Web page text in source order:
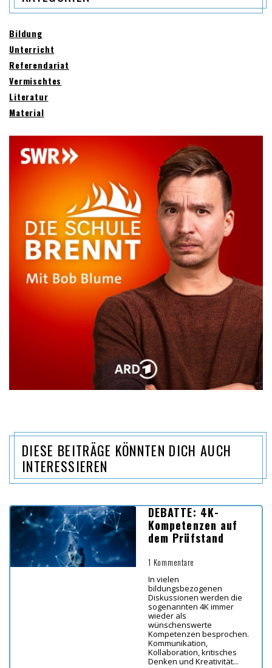
Bildung
Unterricht
Referendariat
Vermischtes
Literatur
Material
DIESE BEITRÄGE KÖNNTEN DICH AUCH
INTERESSIEREN
DEBATTE: 4K-
Kompetenzen auf
dem Prüfstand
1 Kommentare
In vielen
bildungsbezogenen
Diskussionen werden die
sogenannten 4K immer
wieder als
wünschenswerte
Kompetenzen besprochen.
Kommunikation,
Kollaboration, kritisches
Denken und Kreativität...